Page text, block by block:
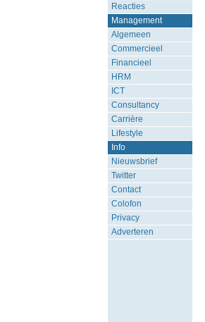
Reacties
Management
Algemeen
Commercieel
Financieel
HRM
ICT
Consultancy
Carrière
Lifestyle
Info
Nieuwsbrief
Twitter
Contact
Colofon
Privacy
Adverteren